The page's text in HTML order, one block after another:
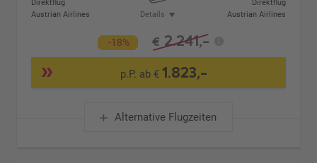
Direktflug
Austrian Airlines
Details
Direktflug
Austrian Airlines
-18% € 2.241,-
p.P. ab € 1.823,-
Alternative Flugzeiten